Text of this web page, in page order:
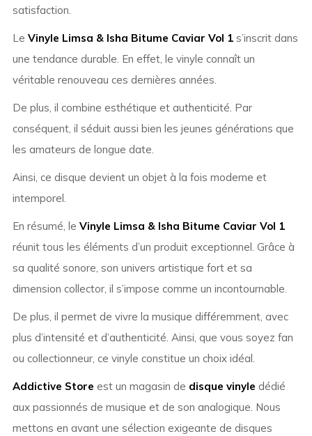
satisfaction.
Le Vinyle Limsa & Isha Bitume Caviar Vol 1s’inscrit dans
une tendance durable. En effet, le vinyle connaît un
véritable renouveau ces dernières années.
De plus, il combine esthétique et authenticité. Par
conséquent, il séduit aussi bien les jeunes générations que
les amateurs de longue date.
Ainsi, ce disque devient un objet à la fois moderne et
intemporel.
En résumé, le Vinyle Limsa & Isha Bitume Caviar Vol 1
réunit tous les éléments d’un produit exceptionnel. Grâce à
sa qualité sonore, son univers artistique fort et sa
dimension collector, il s’impose comme un incontournable.
De plus, il permet de vivre la musique différemment, avec
plus d’intensité et d’authenticité. Ainsi, que vous soyez fan
ou collectionneur, ce vinyle constitue un choix idéal.
Addictive Store est un magasin de disque vinyle dédié
aux passionnés de musique et de son analogique. Nous
mettons en avant une sélection exigeante de disques